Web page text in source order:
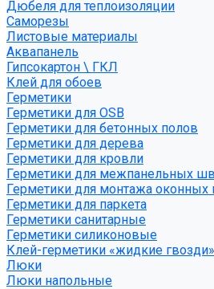
Дюбеля для теплоизоляции
Саморезы
Листовые материалы
Аквапанель
Гипсокартон \ ГКЛ
Клей для обоев
Герметики
Герметики для OSB
Герметики для бетонных полов
Герметики для дерева
Герметики для кровли
Герметики для межпанельных
Герметики для монтажа оконных
Герметики для паркета
Герметики санитарные
Герметики силиконовые
Клей-герметики «жидкие гвозди»
Люки
Люки напольные